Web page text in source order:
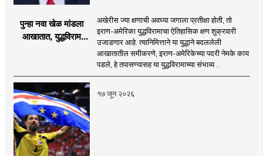
पुन्हा नवा खेळ मांडला
आखातात, युद्धविराम
अखेरीस ज्या क्षणाची अवघ्या जगाला प्रतीक्षा होती, तो
इराण-अमेरिका युद्धविरामाचा ऐतिहासिक क्षण शुक्रवारी
उजाडणार आहे. त्यानिमित्ताने या युद्धाने बदललेली
आखातातील समीकरणे, इराण-अमेरिकेच्या पदरी नेमके काय
पडले, हे तपासण्यासह या युद्धविरामाच्या संभाव्य ..
१७ जून २०२६